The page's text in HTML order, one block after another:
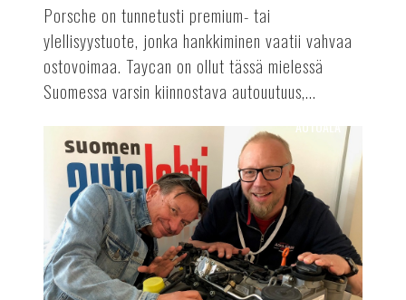
Porsche on tunnetusti premium- tai
ylellisyystuote, jonka hankkiminen vaatii vahvaa
ostovoimaa. Taycan on ollut tässä mielessä
Suomessa varsin kiinnostava autouutuus,...
Podcast:
sähköautojen
paloturvallisuus
Formula
E
-
luokan
AUTOALA